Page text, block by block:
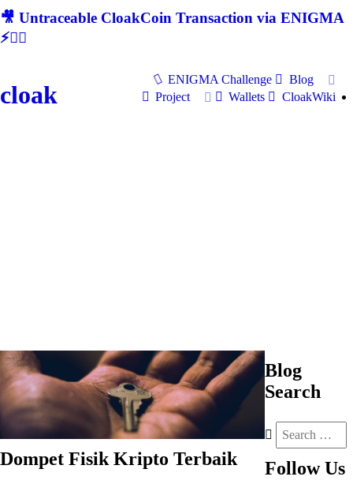
🎥 Untraceable CloakCoin Transaction via ENIGMA
⚡🕵‍♂
cloak
ENIGMA Challenge
Blog
Project
Wallets CloakWiki
Dompet Fisik Kripto Terbaik
Blog
Search
Follow Us